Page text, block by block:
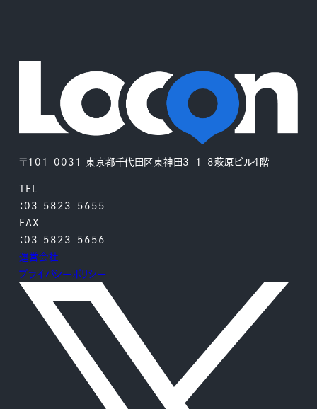
〒101-0031 東京都千代田区東神田3-1-8萩原ビル4階
TEL
：03-5823-5655
FAX
：03-5823-5656
運営会社
プライバシーポリシー